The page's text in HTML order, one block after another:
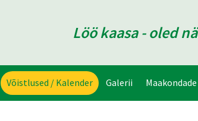
Löö kaasa - oled
Võistlused / Kalender Galerii